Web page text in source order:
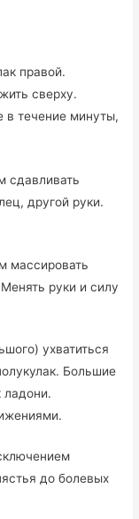
правой.
сверху.
в течение минуты,
сдавливать
другой руки.
массировать
руки и силу
ухватиться
Большие
ладони.
до болевых